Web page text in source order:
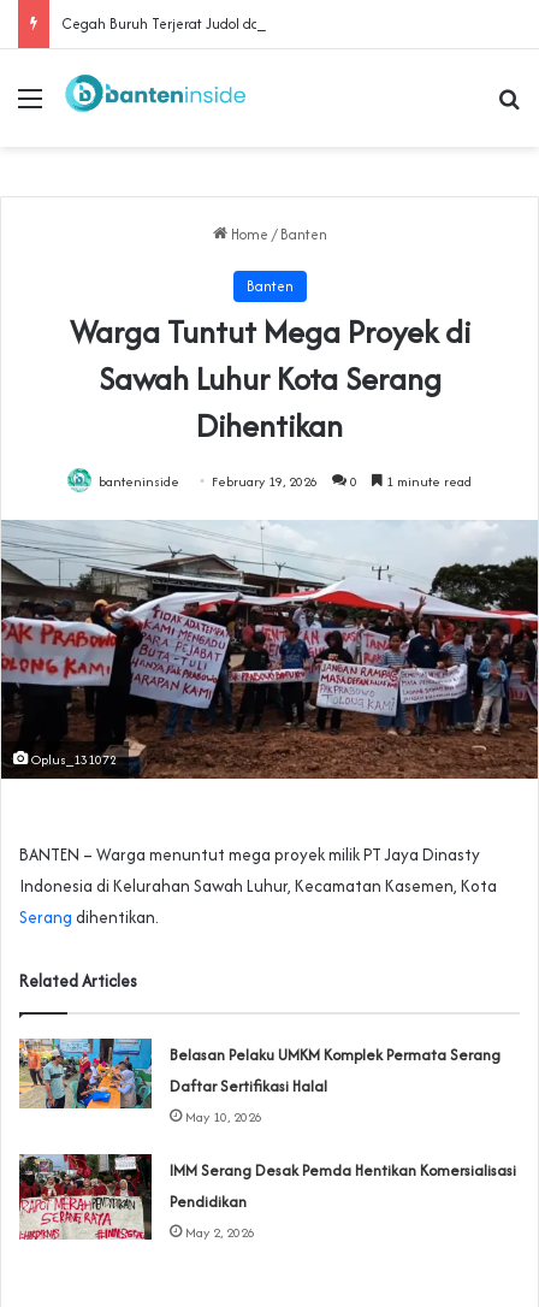
Menu
Home / Banten
Banten
Warga Tuntut Mega Proyek di
Sawah Luhur Kota Serang
Dihentikan
banteninside February 19, 2026 0 1 minute read
Oplus_131072
BANTEN – Warga menuntut mega proyek milik PT Jaya Dinasty
Indonesia di Kelurahan Sawah Luhur, Kecamatan Kasemen, Kota
Serang dihentikan.
Related Articles
Belasan Pelaku UMKM Komplek Permata Serang
Daftar Sertifikasi Halal
May 10, 2026
IMM Serang Desak Pemda Hentikan Komersialisasi
Pendidikan
May 2, 2026